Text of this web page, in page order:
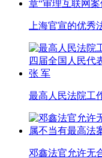
上海官宣的优
最高人民法院工
邓鑫法官允许无